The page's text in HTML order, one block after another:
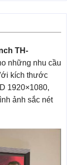
TH-
những nhu cầu
kích thước
1920×1080,
ảnh sắc nét